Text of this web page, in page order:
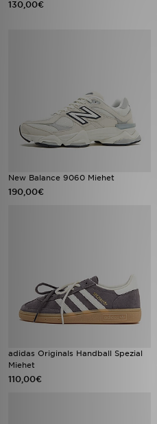
130,00€
New Balance 9060 Miehet
190,00€
adidas Originals Handball Spezial
Miehet
110,00€